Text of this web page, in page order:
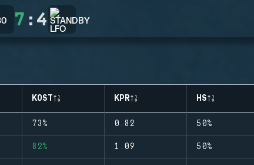
7 : 4
KOST KPR HS
73% 0.82 50%
82% 1.09 50%